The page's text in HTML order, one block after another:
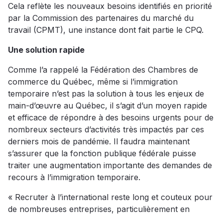
Cela reflète les nouveaux besoins identifiés en priorité
par la Commission des partenaires du marché du
travail (CPMT), une instance dont fait partie le CPQ.
Une solution rapide
Comme l’a rappelé la Fédération des Chambres de
commerce du Québec, même si l’immigration
temporaire n’est pas la solution à tous les enjeux de
main-d’œuvre au Québec, il s’agit d’un moyen rapide
et efficace de répondre à des besoins urgents pour de
nombreux secteurs d’activités très impactés par ces
derniers mois de pandémie. Il faudra maintenant
s’assurer que la fonction publique fédérale puisse
traiter une augmentation importante des demandes de
recours à l’immigration temporaire.
« Recruter à l’international reste long et couteux pour
de nombreuses entreprises, particulièrement en